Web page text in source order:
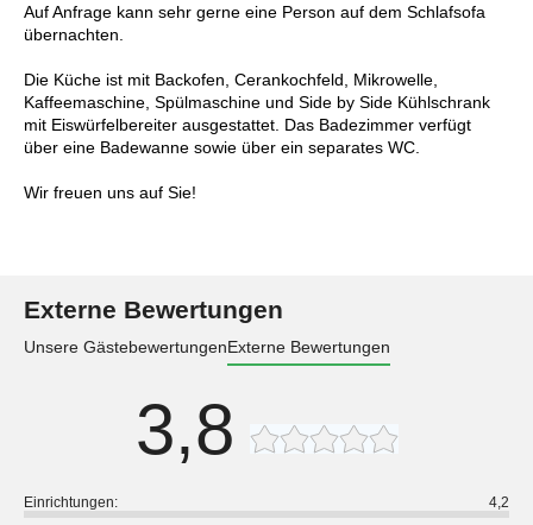
Auf Anfrage kann sehr gerne eine Person auf dem Schlafsofa
übernachten.
Die Küche ist mit Backofen, Cerankochfeld, Mikrowelle,
Kaffeemaschine, Spülmaschine und Side by Side Kühlschrank
mit Eiswürfelbereiter ausgestattet. Das Badezimmer verfügt
über eine Badewanne sowie über ein separates WC.
Wir freuen uns auf Sie!
Externe Bewertungen
Unsere GästebewertungenExterne Bewertungen
3,8
Einrichtungen:
4,2